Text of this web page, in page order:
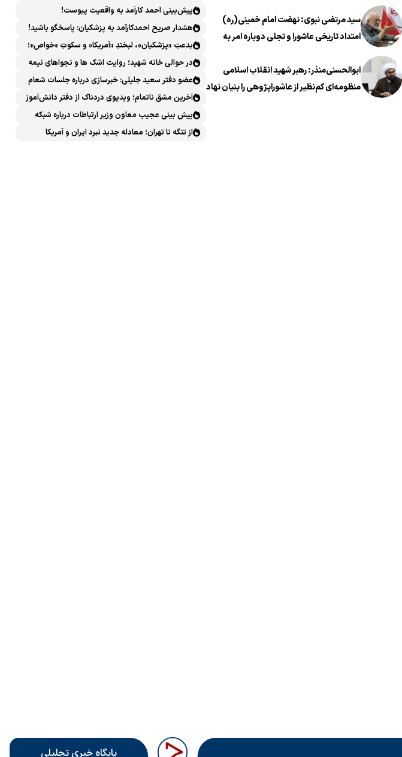
سید مرتضی نبوی: نهضت امام خمینی(ره)
امتداد تاریخی عاشورا و تجلی دوباره امر به
ابوالحسنی‌منذر: رهبر شهید انقلاب اسلامی
منظومه‌ای کم‌نظیر از عاشوراپژوهی را بنیان نهاد
پیش‌بینی احمد کارآمد به واقعیت پیوست!
هشدار صریح احمدکارآمد به پزشکیان: پاسخگو باشید!
بدعتِ «پزشکیان»، لبخندِ «آمریکا» و سکوتِ «خواص»؛
سیرکِ قانون‌گریزی در روز روشن!
در حوالی خانه شهید؛ روایت اشک ها و نجواهای نیمه
شب
عضو دفتر سعید جلیلی: خبرسازی درباره جلسات شعام
خلاف امنیت ملی است
آخرین مشق ناتمام؛ ویدیوی دردناک از دفتر دانش‌آموز
شهید مینابی پربازدید شد
پیش بینی عجیب معاون وزیر ارتباطات درباره شبکه
ملی اطلاعات که محقق هم نشد!
از تنگه تا تهران؛ معادله جدید نبرد ایران و آمریکا
پایگاه خبری تحلیلی